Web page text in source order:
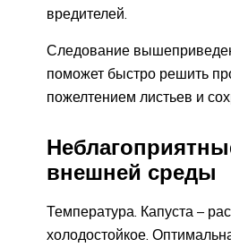
вредителей.
Следование
поможет быстро решить
пожелтением листьев и
внешней среды
Температура. Капуста –
холодостойкое.